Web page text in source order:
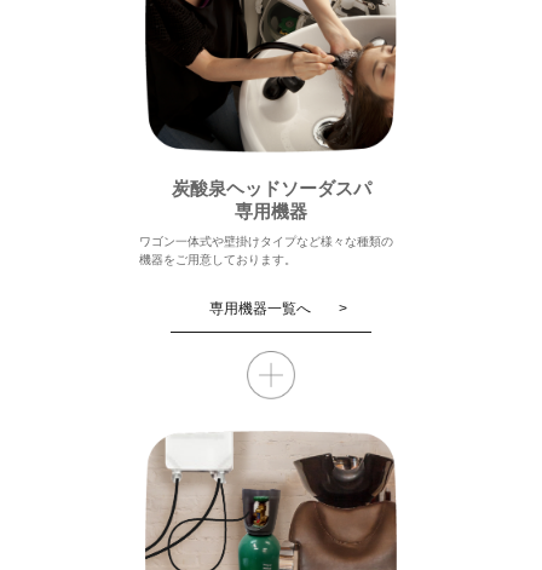
炭酸泉ヘッドソーダスパ
専用機器
ワゴン一体式や壁掛けタイプなど様々な種類の
機器をご用意しております。
専用機器一覧へ